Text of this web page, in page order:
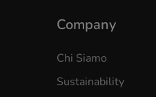
Company
Chi Siamo
Sustainability